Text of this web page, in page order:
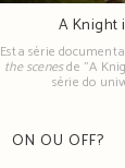
A Knight
Esta série
the scenesde "A
série do
ON OU OFF?